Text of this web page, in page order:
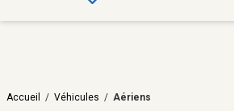
Accueil / Véhicules / Aériens